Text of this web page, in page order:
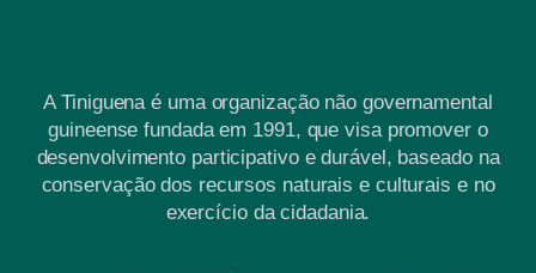
A Tiniguena é uma organização não governamental
guineense fundada em 1991, que visa promover o
desenvolvimento participativo e durável, baseado na
conservação dos recursos naturais e culturais e no
exercício da cidadania.